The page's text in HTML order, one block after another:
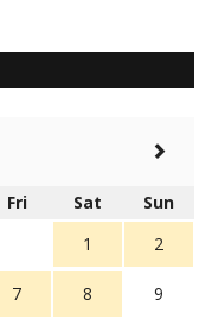
Fri Sat
Sun
1
2
7 8 9